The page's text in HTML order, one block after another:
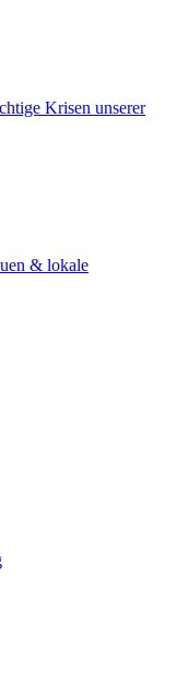
Krisen unserer
& lokale